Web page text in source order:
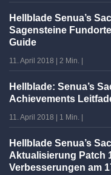
Hellblade Senua’s
Sagensteine
Guide
11. April 2018 2 Min.
Hellblade: Senua’s
Achievements
11. April 2018 1 Min.
Hellblade Senua’s
Aktualisierung Patch
Verbesserungen am